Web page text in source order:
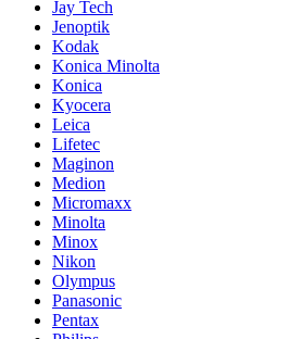
Jay Tech
Jenoptik
Kodak
Konica Minolta
Konica
Kyocera
Leica
Lifetec
Maginon
Medion
Micromaxx
Minolta
Minox
Nikon
Olympus
Panasonic
Pentax